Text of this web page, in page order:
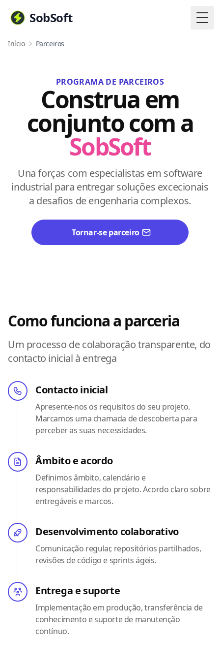
SobSoft
Início Parceiros
PROGRAMA DE PARCEIROS
Construa em
conjunto com a
SobSoft
Una forças com especialistas em software
industrial para entregar soluções excecionais
a desafios de engenharia complexos.
Tornar-se parceiro
Como funciona a parceria
Um processo de colaboração transparente, do
contacto inicial à entrega
Contacto inicial
Apresente-nos os requisitos do seu projeto.
Marcamos uma chamada de descoberta para
perceber as suas necessidades.
Âmbito e acordo
Definimos âmbito, calendário e
responsabilidades do projeto. Acordo claro sobre
entregáveis e marcos.
Desenvolvimento colaborativo
Comunicação regular, repositórios partilhados,
revisões de código e sprints ágeis.
Entrega e suporte
Implementação em produção, transferência de
conhecimento e suporte de manutenção
contínuo.